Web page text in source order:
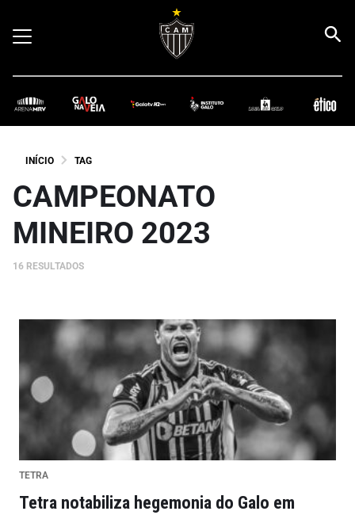
INÍCIO TAG
CAMPEONATO
MINEIRO 2023
16 RESULTADOS
TETRA
Tetra notabiliza hegemonia do Galo em